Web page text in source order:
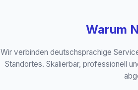
Warum
Wir verbinden deutschsprachige
Standortes. Skalierbar, professionell